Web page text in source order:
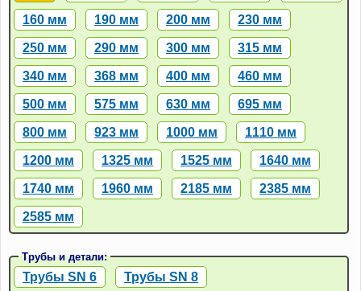
160 мм 190 мм 200 мм 230 мм
250 мм 290 мм 300 мм 315 мм
340 мм 368 мм 400 мм 460 мм
500 мм 575 мм 630 мм 695 мм
800 мм 923 мм 1000 мм 1110 мм
1200 мм 1325 мм 1525 мм 1640 мм
1740 мм 1960 мм 2185 мм 2385 мм
2585 мм
Трубы и детали:
Трубы SN 6 Трубы SN 8